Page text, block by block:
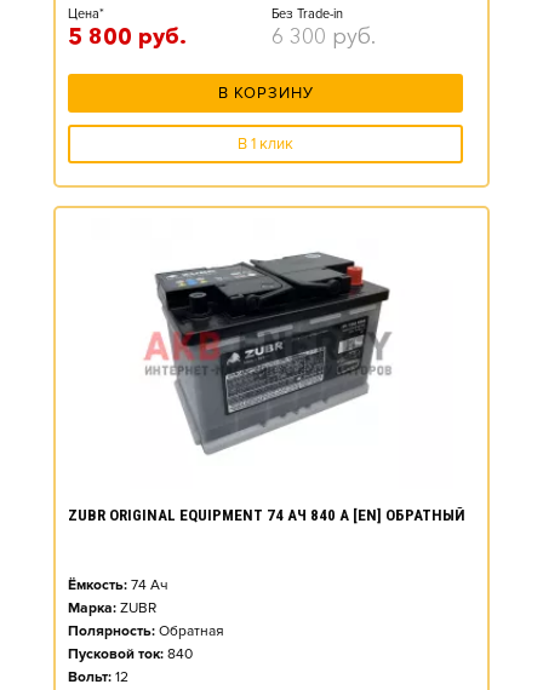
Цена*
5 800 руб.
Без Trade-in
6 300 руб.
В КОРЗИНУ
В 1 клик
ZUBR ORIGINAL EQUIPMENT 74 АЧ 840 А [EN] ОБРАТНЫЙ
Ёмкость: 74 Ач
Марка: ZUBR
Полярность: Обратная
Пусковой ток: 840
Вольт: 12